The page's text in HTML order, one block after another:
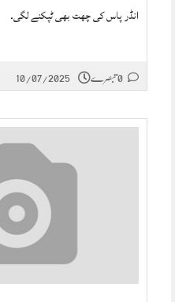
انڈر پاس کی چھت بھی ٹپکنے لگی۔
10/07/2025